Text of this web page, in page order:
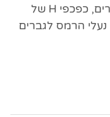
,
כפכפי H של
נעלי הרמס לגברים